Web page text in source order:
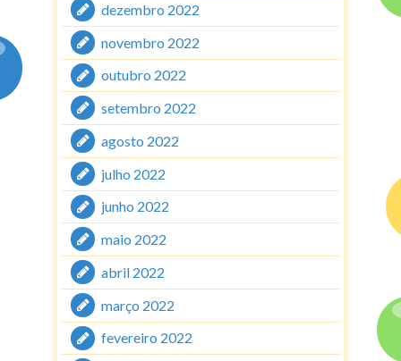
dezembro 2022
novembro 2022
outubro 2022
setembro 2022
agosto 2022
julho 2022
junho 2022
maio 2022
abril 2022
março 2022
fevereiro 2022